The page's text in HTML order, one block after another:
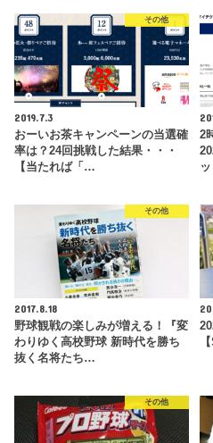
その他
2019.7.3
おーいお茶キャンペーンの当選確
率は？24回挑戦した結果・・・
【当たれば「…
2
その他
2017.8.18
野球観戦の楽しみが増える！『変
わりゆく高校野球 新時代を勝ち
抜く名将たち…
その他